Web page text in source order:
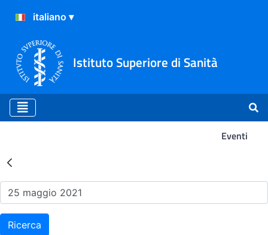
Istituto Superiore di Sanità
Eventi
Risultati della Ricerca -
Ricerca